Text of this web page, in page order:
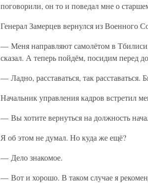
поговорили, он то и поведал мне о
Генерал Замерцев вернулся из Военного
— Меня направляют самолётом в
сказал. А теперь пойдём, посидим перед
— Ладно, расставаться, так
Начальник управления кадров встретил
— Вы хотите вернуться на должность
Я об этом не думал. Но куда же ещё?
— Дело знакомое.
— Вот и хорошо. В таком случае я